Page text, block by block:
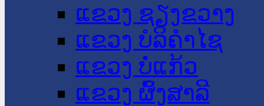
ແຂວງ ຊຽງຂວາງ
ແຂວງ ບໍລິຄໍາໄຊ
ແຂວງ ບໍ່ແກ້ວ
ແຂວງ ຜົ້ງສາລີ